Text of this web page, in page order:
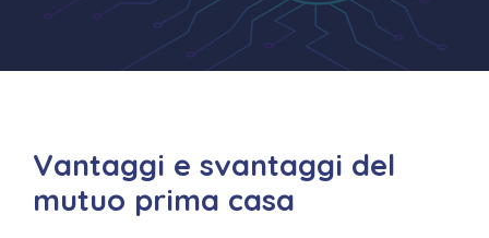
Vantaggi e svantaggi del
mutuo prima casa